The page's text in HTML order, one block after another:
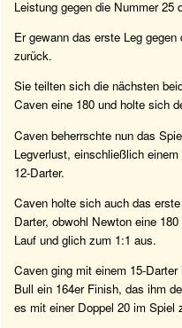
Leistung gegen die Nummer 25
Er gewann das erste Leg
zurück.
Sie teilten sich die nächsten
Caven eine 180 und holte sich
Caven beherrschte nun das
Legverlust, einschließlich
12-Darter.
Caven holte sich auch das
Darter, obwohl Newton eine
Lauf und glich zum 1:1 aus.
Caven ging mit einem 15-
Bull ein 164er Finish, das ihm
es mit einer Doppel 20 im Spiel